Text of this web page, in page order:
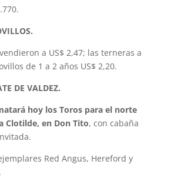
a US$ 2,47; las terneras a
de 1 a 2 años US$ 2,20.
DE VALDEZ.
hoy los Toros para el norte
Clotilde, en Don Tito, con cabaña
Red Angus, Hereford y